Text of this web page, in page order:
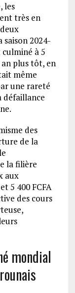
les
très en
saison 2024-
à 5
an plus tôt, en
même
une rareté
défaillance
des
de la
la filière
aux
5 400 FCFA
des cours
mondial